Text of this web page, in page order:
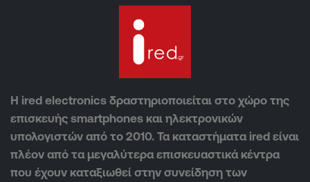
Η ired electronics δραστηριοποιείται στο χώρο της
επισκευής smartphones και ηλεκτρονικών
υπολογιστών από το 2010. Τα καταστήματα ired είναι
πλέον από τα μεγαλύτερα επισκευαστικά κέντρα
που έχουν καταξιωθεί στην συνείδηση των